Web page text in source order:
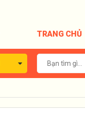
TRANG CHỦ